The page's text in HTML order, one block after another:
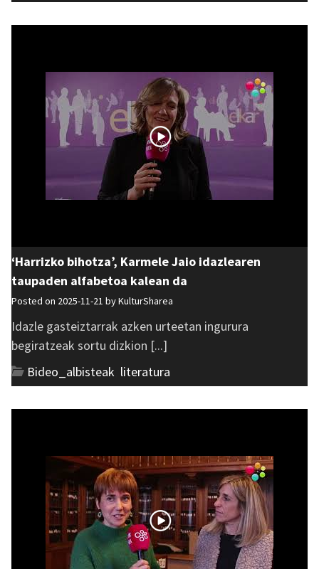
‘Harrizko bihotza’, Karmele Jaio idazlearen
taupaden alfabetoa kalean da
Posted on 2025-11-21 byKulturSharea
Idazle gasteiztarrak azken urteetan ingurura
begiratzeak sortu dizkion [...]
Bideo_albisteak literatura